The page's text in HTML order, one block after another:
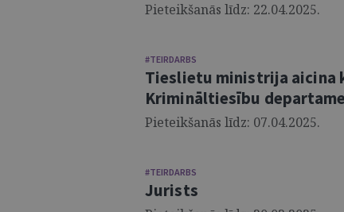
Pieteikšanās līdz: 22.04.2025.
#TEIRDARBS
Tieslietu ministrija aicina
Krimināltiesību
Pieteikšanās līdz: 07.04.2025.
#TEIRDARBS
Jurists